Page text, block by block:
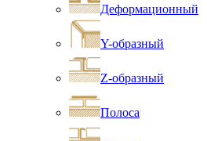
Деформационный
Y-образный
Z-образный
Полоса